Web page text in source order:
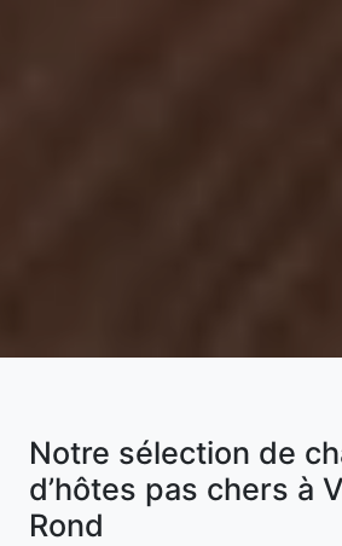
Notre sélection de
d’hôtes pas chers à
Rond